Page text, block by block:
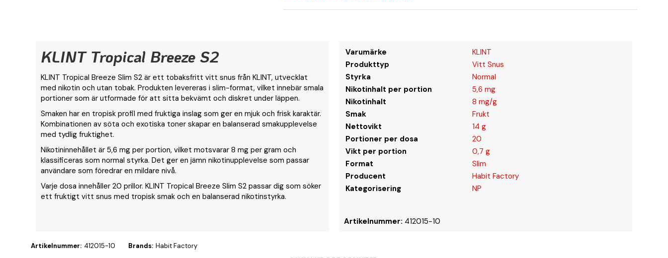
KLINT Tropical Breeze S2
KLINT Tropical Breeze Slim S2 är ett tobaksfritt vitt snus från KLINT, utvecklat
med nikotin och utan tobak. Produkten levereras i slim-format, vilket innebär smala
portioner som är utformade för att sitta bekvämt och diskret under läppen.
Smaken har en tropisk profil med fruktiga inslag som ger en mjuk och frisk karaktär.
Kombinationen av söta och exotiska toner skapar en balanserad smakupplevelse
med tydlig fruktighet.
Nikotininnehållet är 5,6 mg per portion, vilket motsvarar 8 mg per gram och
klassificeras som normal styrka. Det ger en jämn nikotinupplevelse som passar
användare som föredrar en mildare nivå.
Varje dosa innehåller 20 prillor. KLINT Tropical Breeze Slim S2 passar dig som söker
ett fruktigt vitt snus med tropisk smak och en balanserad nikotinstyrka.
Varumärke
KLINT
Produkttyp
Vitt Snus
Styrka
Normal
Nikotinhalt per portion
5,6 mg
Nikotinhalt
8 mg/g
Smak
Frukt
Nettovikt
14 g
Portioner per dosa
20
Vikt per portion
0,7 g
Format
Slim
Producent
Habit Factory
Kategorisering
NP
Artikelnummer: 412015-10
Artikelnummer: 412015-10 Brands: Habit Factory